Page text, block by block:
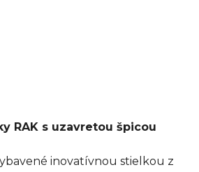
RAK s uzavretou špicou
inovatívnou stielkou z